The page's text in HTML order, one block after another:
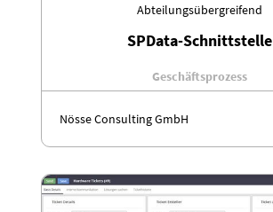
Abteilungsübergreifend
SPData-Schnittstelle
Geschäftsprozess
Nösse Consulting GmbH